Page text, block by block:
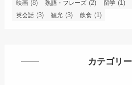
映画 (8) 熟語・フレーズ (2) 留学 (1)
英会話 (3) 観光 (3) 飲食 (1)
カテゴリー